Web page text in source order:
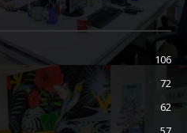
106
72
62